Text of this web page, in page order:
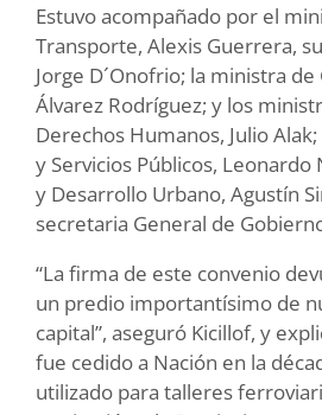
Estuvo acompañado por el
Transporte, Alexis Guerrera,
Jorge D´Onofrio; la ministra
Álvarez Rodríguez; y los
Derechos Humanos, Julio
y Servicios Públicos,
y Desarrollo Urbano, Agustín
secretaria General de
“La firma de este convenio
un predio importantísimo de
capital”, aseguró Kicillof, y
fue cedido a Nación en la
utilizado para talleres